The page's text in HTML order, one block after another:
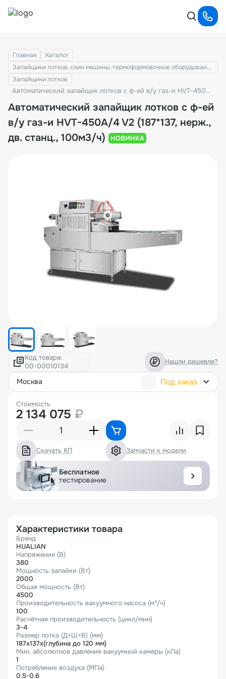
Главная Каталог
Запайщики лотков, скин машины, термоформовочное оборудование
Запайщики лотков
Автоматический запайщик лотков с ф-ей в/у газ-и HVT-450A/4 V2 (187*137, нерж., дв. станц., 100м3/ч)
Автоматический запайщик лотков с ф-ей
в/у газ-и HVT-450A/4 V2 (187*137, нерж.,
дв. станц., 100м3/ч)
НОВИНКА
Код товара: Нашли дешевле?
москва Под заказ
Стоимость
2 134 075 ₽
Скачать КП Запчасти к модели
Бесплатное
тестирование
Характеристики товара
Бренд
HUALIAN
Напряжение (В)
380
Мощность запайки (Вт)
2000
Общая мощность (Вт)
4500
Производительность вакуумного насоса (м³/ч)
100
Расчётная производительность (цикл/мин)
3-4
Размер лотка (Д×Ш×В) (мм)
187x137x(глубина до 120 мм)
Мин. абсолютное давление вакуумной камеры (кПа)
1
Потребление воздуха (МПа)
0.5-0.6